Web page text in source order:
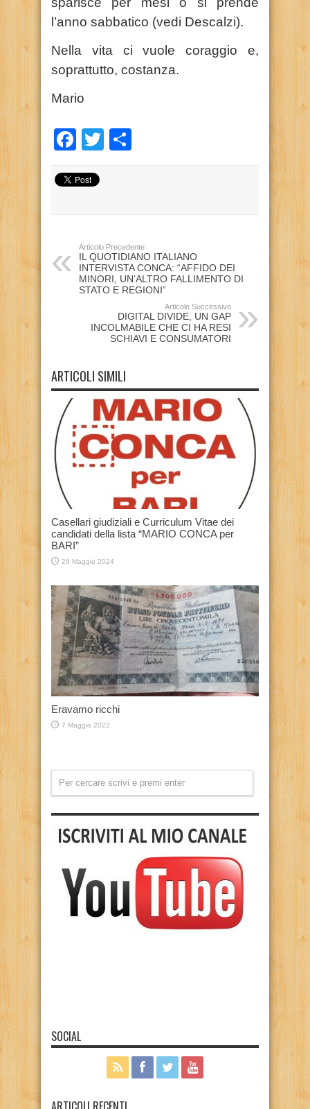
l’anno sabbatico (vedi Descalzi).
Nella vita ci vuole coraggio e,
soprattutto, costanza.
Mario
Facebook
Twitter
Articolo Precedente
IL QUOTIDIANO ITALIANO
INTERVISTA CONCA: “AFFIDO DEI
MINORI, UN’ALTRO FALLIMENTO DI
STATO E REGIONI”
Articolo Successivo
DIGITAL DIVIDE, UN GAP
INCOLMABILE CHE CI HA RESI
SCHIAVI E CONSUMATORI
ARTICOLI SIMILI
Casellari giudiziali e Curriculum Vitae dei
candidati della lista “MARIO CONCA per
BARI”
26 Maggio 2024
Eravamo ricchi
7 Maggio 2022
SOCIAL